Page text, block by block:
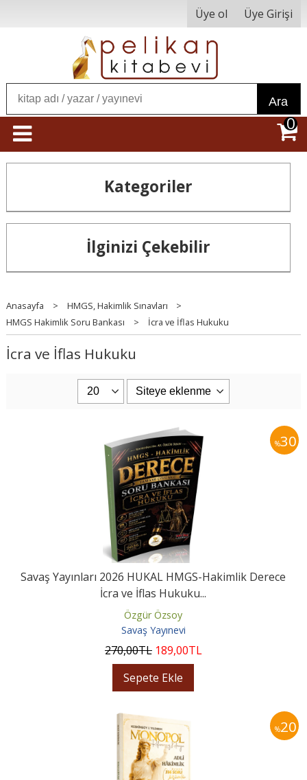
Üye ol Üye Girişi
Ara
0
Kategoriler
İlginizi Çekebilir
Anasayfa > HMGS, Hakimlik Sınavları
>
HMGS Hakimlik Soru Bankası
> İcra ve İflas Hukuku
İcra ve İflas Hukuku
%30
Savaş Yayınları 2026 HUKAL HMGS-Hakimlik Derece
İcra ve İflas Hukuku...
Özgür Özsoy
Savaş Yayınevi
270,00TL 189,00TL
Sepete Ekle
%20